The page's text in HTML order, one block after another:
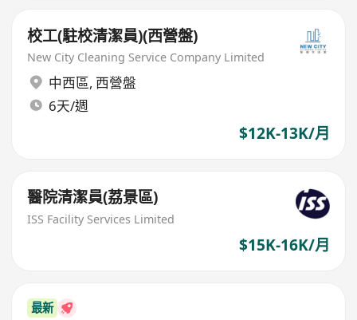
校工(駐校清潔員)(西營盤)
New City Cleaning Service Company Limited
中西區, 西營盤
6天/週
$12K-13K/月
醫院清潔員(荔景區)
ISS Facility Services Limited
$15K-16K/月
最新